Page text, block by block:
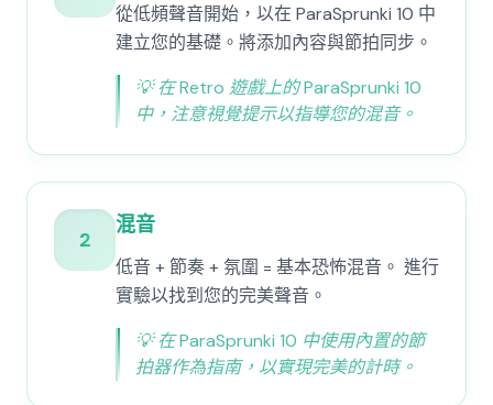
從低頻聲音開始，以在 ParaSprunki 10 中
建立您的基礎。將添加內容與節拍同步。
💡在 Retro 遊戲上的 ParaSprunki 10
中，注意視覺提示以指導您的混音。
2
混音
低音 + 節奏 + 氛圍 = 基本恐怖混音。 進行
實驗以找到您的完美聲音。
💡在 ParaSprunki 10 中使用內置的節
拍器作為指南，以實現完美的計時。